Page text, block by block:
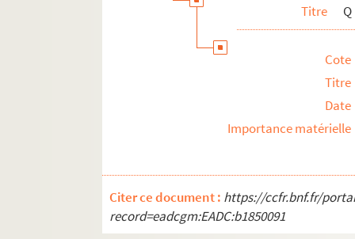
Titre Q
Cote
Titre
Date
Importance matérielle
Citer ce document : https://ccfr.bnf.fr/
record=eadcgm:EADC:b1850091